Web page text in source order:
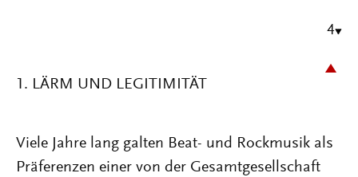
4
1. LÄRM UND LEGITIMITÄT
Viele Jahre lang galten Beat- und Rockmusik als
Präferenzen einer von der Gesamtgesellschaft